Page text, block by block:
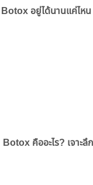
Botox อยู่ได้นานแค่ไหน
Botox คืออะไร? เจาะ